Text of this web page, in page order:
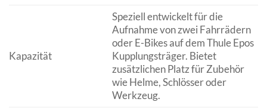
Kapazität
Speziell entwickelt für die
Aufnahme von zwei Fahrrädern
oder E-Bikes auf dem Thule Epos
Kupplungsträger. Bietet
zusätzlichen Platz für Zubehör
wie Helme, Schlösser oder
Werkzeug.